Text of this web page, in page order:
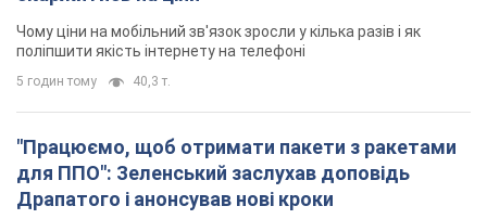
Чому ціни на мобільний зв'язок зросли у кілька разів і як
поліпшити якість інтернету на телефоні
5 годин тому 40,3 т.
"Працюємо, щоб отримати пакети з ракетами
для ППО": Зеленський заслухав доповідь
Драпатого і анонсував нові кроки